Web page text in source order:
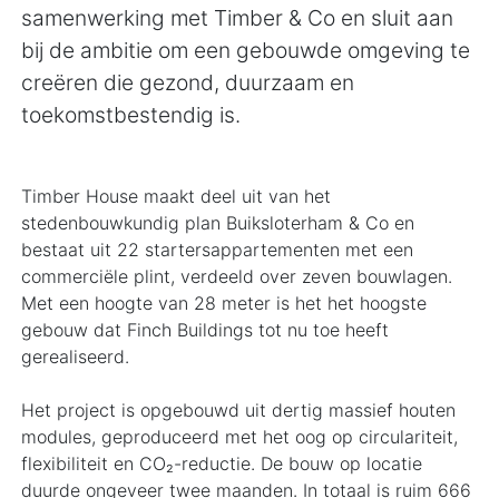
samenwerking met Timber & Co en sluit aan
bij de ambitie om een gebouwde omgeving te
creëren die gezond, duurzaam en
toekomstbestendig is.
Timber House maakt deel uit van het
stedenbouwkundig plan Buiksloterham & Co en
bestaat uit 22 startersappartementen met een
commerciële plint, verdeeld over zeven bouwlagen.
Met een hoogte van 28 meter is het het hoogste
gebouw dat Finch Buildings tot nu toe heeft
gerealiseerd.
Het project is opgebouwd uit dertig massief houten
modules, geproduceerd met het oog op circulariteit,
flexibiliteit en CO₂-reductie. De bouw op locatie
duurde ongeveer twee maanden. In totaal is ruim 666